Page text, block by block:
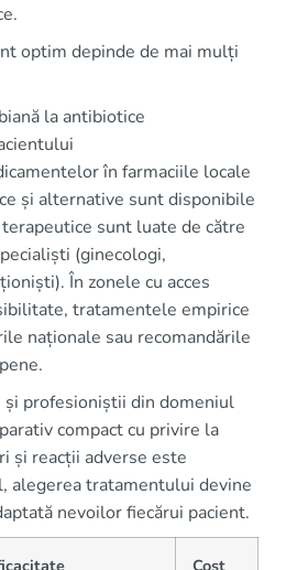
optim depinde de mai mulți
la antibiotice
în farmaciile locale
și alternative sunt disponibile
sunt luate de către
(ginecologi,
În zonele cu acces
tratamentele empirice
naționale sau recomandările
și profesioniștii din domeniul
compact cu privire la
și reacții adverse este
alegerea tratamentului devine
nevoilor fiecărui pacient.
Cost